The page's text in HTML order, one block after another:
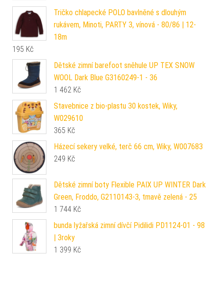
Tričko chlapecké POLO bavlněné s dlouhým
rukávem, Minoti, PARTY 3, vínová - 80/86 | 12-
18m
195 Kč
Dětské zimní barefoot sněhule UP TEX SNOW
WOOL Dark Blue G3160249-1 - 36
1 462 Kč
Stavebnice z bio-plastu 30 kostek, Wiky,
W029610
365 Kč
Házecí sekery velké, terč 66 cm, Wiky, W007683
249 Kč
Dětské zimní boty Flexible PAIX UP WINTER Dark
Green, Froddo, G2110143-3, tmavě zelená - 25
1 744 Kč
bunda lyžařská zimní dívčí Pidilidi PD1124-01 - 98
| 3roky
1 399 Kč